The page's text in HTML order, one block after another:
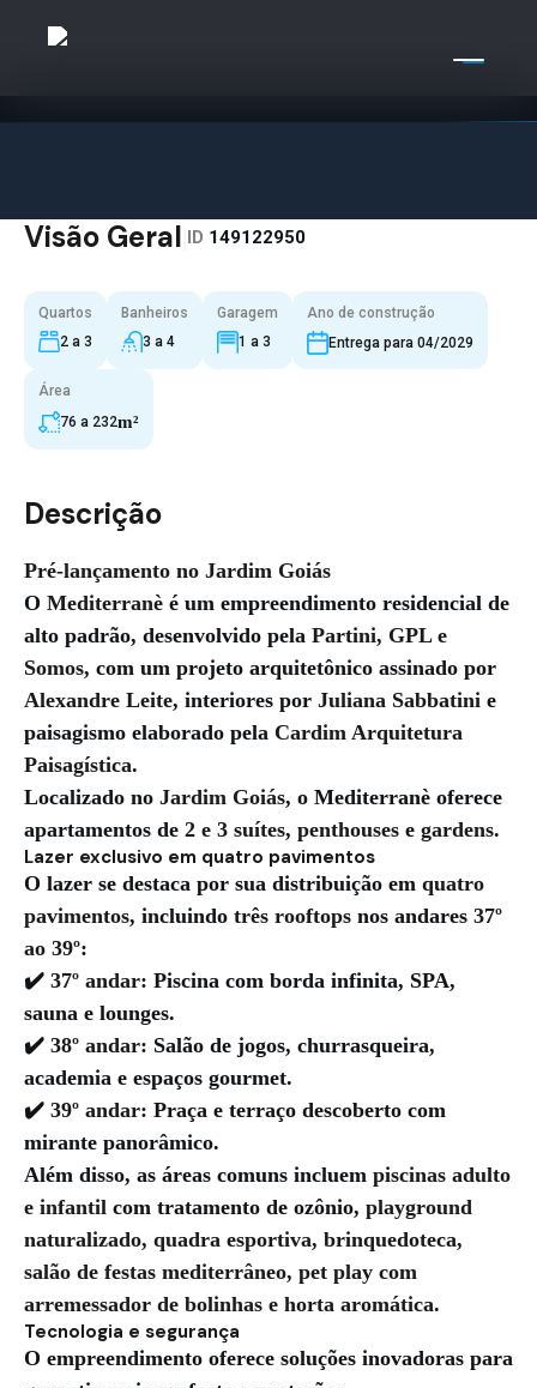
Visão Geral ID 149122950
Quartos
2 a 3
Banheiros
3 a 4
Garagem
1 a 3
Ano de construção
Entrega para 04/2029
Área
76 a 232m²
Descrição
Pré-lançamento no Jardim Goiás
O Mediterranè é um empreendimento residencial de
alto padrão, desenvolvido pela Partini, GPL e
Somos, com um projeto arquitetônico assinado por
Alexandre Leite, interiores por Juliana Sabbatini e
paisagismo elaborado pela Cardim Arquitetura
Paisagística.
Localizado no Jardim Goiás, o Mediterranè oferece
apartamentos de 2 e 3 suítes, penthouses e gardens.
Lazer exclusivo em quatro pavimentos
O lazer se destaca por sua distribuição em quatro
pavimentos, incluindo três rooftops nos andares 37º
ao 39º:
✔️ 37º andar: Piscina com borda infinita, SPA,
sauna e lounges.
✔️ 38º andar: Salão de jogos, churrasqueira,
academia e espaços gourmet.
✔️ 39º andar: Praça e terraço descoberto com
mirante panorâmico.
Além disso, as áreas comuns incluem piscinas adulto
e infantil com tratamento de ozônio, playground
naturalizado, quadra esportiva, brinquedoteca,
salão de festas mediterrâneo, pet play com
arremessador de bolinhas e horta aromática.
Tecnologia e segurança
O empreendimento oferece soluções inovadoras para